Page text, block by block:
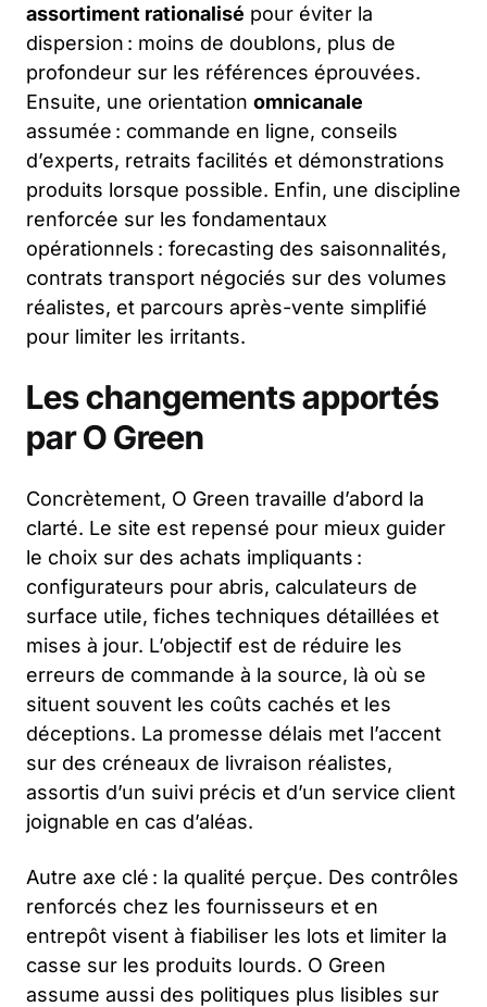
assortiment rationalisé pour éviter la
dispersion : moins de doublons, plus de
profondeur sur les références éprouvées.
Ensuite, une orientation omnicanale
assumée : commande en ligne, conseils
d’experts, retraits facilités et démonstrations
produits lorsque possible. Enfin, une discipline
renforcée sur les fondamentaux
opérationnels : forecasting des saisonnalités,
contrats transport négociés sur des volumes
réalistes, et parcours après-vente simplifié
pour limiter les irritants.
Les changements apportés
par O Green
Concrètement, O Green travaille d’abord la
clarté. Le site est repensé pour mieux guider
le choix sur des achats impliquants :
configurateurs pour abris, calculateurs de
surface utile, fiches techniques détaillées et
mises à jour. L’objectif est de réduire les
erreurs de commande à la source, là où se
situent souvent les coûts cachés et les
déceptions. La promesse délais met l’accent
sur des créneaux de livraison réalistes,
assortis d’un suivi précis et d’un service client
joignable en cas d’aléas.
Autre axe clé : la qualité perçue. Des contrôles
renforcés chez les fournisseurs et en
entrepôt visent à fiabiliser les lots et limiter la
casse sur les produits lourds. O Green
assume aussi des politiques plus lisibles sur